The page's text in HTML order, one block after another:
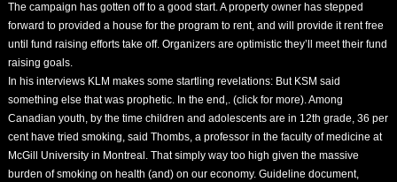
The campaign has gotten off to a good start. A property owner has stepped
forward to provided a house for the program to rent, and will provide it rent free
until fund raising efforts take off. Organizers are optimistic they’ll meet their fund
raising goals.
In his interviews KLM makes some startling revelations: But KSM said
something else that was prophetic. In the end,. (click for more). Among
Canadian youth, by the time children and adolescents are in 12th grade, 36 per
cent have tried smoking, said Thombs, a professor in the faculty of medicine at
McGill University in Montreal. That simply way too high given the massive
burden of smoking on health (and) on our economy. Guideline document,